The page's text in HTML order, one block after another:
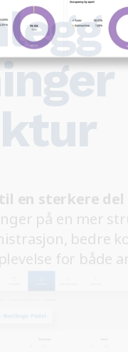
en sterkere
på en mer
bedre
for både